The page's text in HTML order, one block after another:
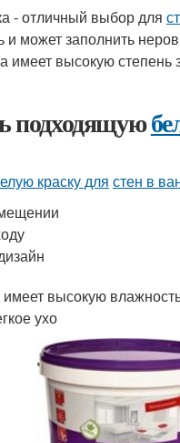
- отличный выбор для
и может заполнить
имеет высокую
подходящую
краску для стен в
высокую
ухо